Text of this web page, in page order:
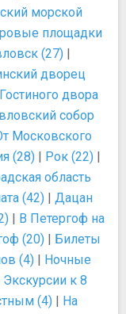
морской
площадки
(27) |
дворец
двора
собор
Московского
(28) | Рок (22) |
область
(42) | Дацан
| В Петергоф на
(20) | Билеты
(4) | Ночные
Экскурсии к 8
(4) | На